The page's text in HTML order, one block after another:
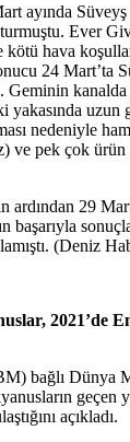
ayında Süveyş
Ever
kötü hava
24 Mart’ta
Geminin
yakasında
nedeniyle
ve pek çok
ardından 29
başarıyla
(Deniz
2021’de
bağlı Dünya
geçen
açıkladı.